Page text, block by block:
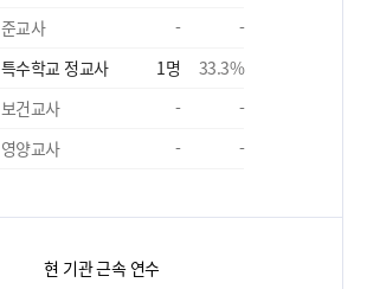
준교사
-
-
특수학교 정교사
1명 33.3%
보건교사
-
-
영양교사
- -
현 기관 근속 연수